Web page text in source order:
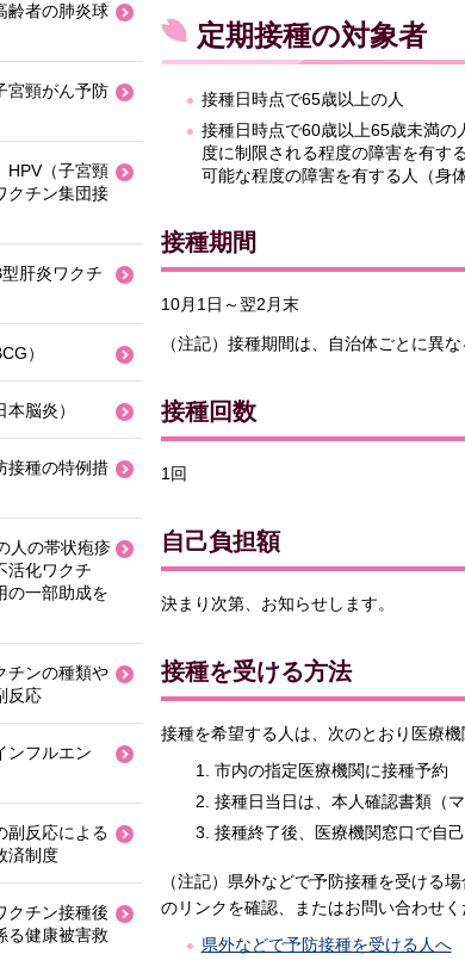
定期接種の対象者
接種日時点で65歳以上の人
接種日時点で60歳以上65歳未満の
度に制限される程度の障害を有す
可能な程度の障害を有する人（身
接種期間
10月1日～翌2月末
（注記）接種期間は、自治体ごとに異な
接種回数
1回
自己負担額
決まり次第、お知らせします。
接種を受ける方法
接種を希望する人は、次のとおり医療
市内の指定医療機関に接種予約
接種日当日は、本人確認書類（
接種終了後、医療機関窓口で自
（注記）県外などで予防接種を受ける
のリンクを確認、またはお問い合わせく
県外などで予防接種を受ける人へ
齢者の肺炎球
宮頸がん予防
HPV（子宮頸
クチン集団接
肝炎ワクチ
）
脳炎）
接種の特例措
人の帯状疱疹
活化ワクチ
の一部助成を
チンの種類や
反応
ンフルエン
副反応による
済制度
クチン接種後
る健康被害救